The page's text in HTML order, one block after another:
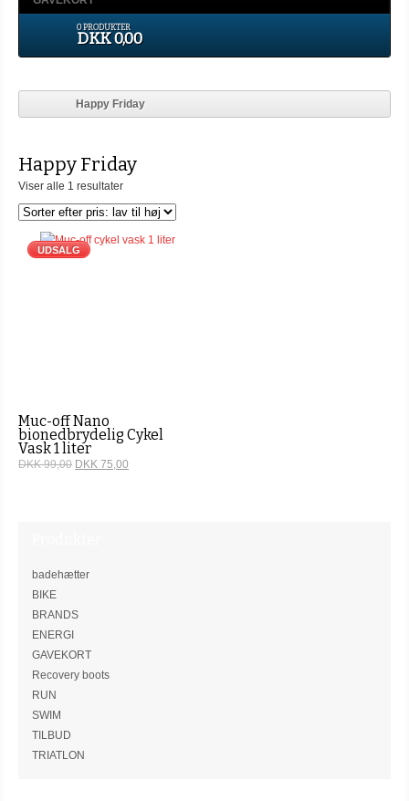
0 PRODUKTER
DKK 0,00
Happy Friday
Happy Friday
Viser alle 1 resultater
UDSALG
Muc-off Nano
bionedbrydelig Cykel
Vask 1 liter
DKK 99,00 DKK 75,00
badehætter
BIKE
BRANDS
ENERGI
GAVEKORT
Recovery boots
RUN
SWIM
TILBUD
TRIATLON